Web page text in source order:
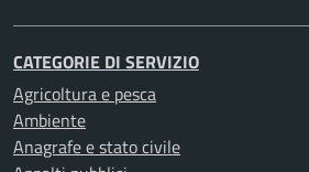
CATEGORIE DI SERVIZIO
Agricoltura e pesca
Ambiente
Anagrafe e stato civile